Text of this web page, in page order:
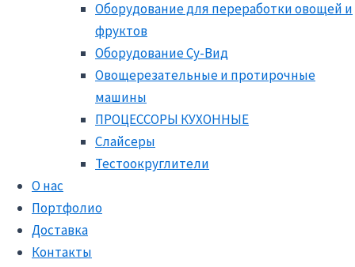
Оборудование для переработки овощей и
фруктов
Оборудование Су-Вид
Овощерезательные и протирочные
машины
ПРОЦЕССОРЫ КУХОННЫЕ
Слайсеры
Тестоокруглители
О нас
Портфолио
Доставка
Контакты